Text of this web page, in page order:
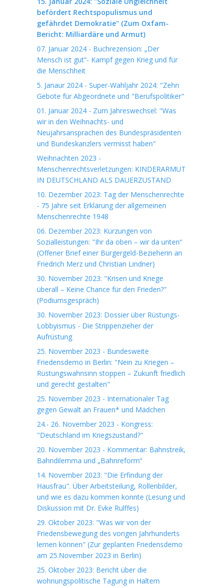
befördert Rechtspopulismus und
gefährdet Demokratie" (Zum Oxfam-
Bericht: Milliardäre und Armut)
07. Januar 2024 - Buchrezension: „Der
Mensch ist gut“- Kampf gegen Krieg und für
die Menschheit
5. Janaur 2024 - Super-Wahljahr 2024: "Zehn
Gebote für Abgeordnete und "Berufspolitiker"
01. Januar 2024 - Zum Jahreswechsel: "Was
wir in den Weihnachts- und
Neujahrsansprachen des Bundespräsidenten
und Bundeskanzlers vermisst haben"
Weihnachten 2023 -
Menschenrechtsverletzungen: KINDERARMUT
IN DEUTSCHLAND ALS DAUERZUSTAND
10. Dezember 2023: Tag der Menschenrechte
- 75 Jahre seit Erklärung der allgemeinen
Menschenrechte 1948
06. Dezember 2023: Kürzungen von
Sozialleistungen: "Ihr da oben – wir da unten“
(Offener Brief einer Bürgergeld-Bezieherin an
Friedrich Merz und Christian Lindner)
30. November 2023: "Krisen und Kriege
überall – Keine Chance für den Frieden?"
(Podiumsgespräch)
30. November 2023: Dossier über Rüstungs-
Lobbyismus - Die Strippenzieher der
Aufrüstung
25. November 2023 - Bundesweite
Friedensdemo in Berlin: "Nein zu Kriegen –
Rüstungswahnsinn stoppen – Zukunft friedlich
und gerecht gestalten"
25. November 2023 - Internationaler Tag
gegen Gewalt an Frauen* und Mädchen
24.- 26. November 2023 - Kongress:
"Deutschland im Kriegszustand?"
20. November 2023 - Kommentar: Bahnstreik,
Bahndilemma und „Bahnreform“
14. November 2023: "Die Erfindung der
Hausfrau". Über Arbeitsteilung, Rollenbilder,
und wie es dazu kommen konnte (Lesung und
Diskussion mit Dr. Evke Rulffes)
29. Oktober 2023: "Was wir von der
Friedensbewegung des vorigen Jahrhunderts
lernen können" (Zur geplanten Friedensdemo
am 25.November 2023 in Berlin)
25. Oktober 2023: Bericht über die
wohnungspolitische Tagung in Haltern